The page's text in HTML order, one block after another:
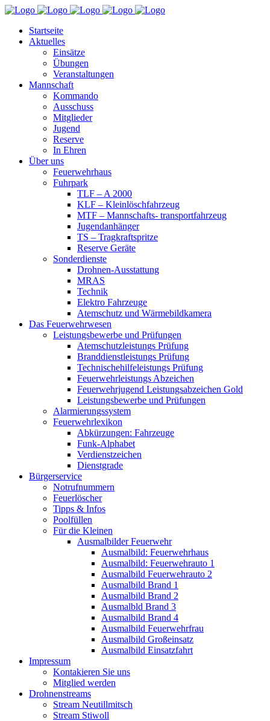
Startseite
Aktuelles
Einsätze
Übungen
Veranstaltungen
Mannschaft
Kommando
Ausschuss
Mitglieder
Jugend
Reserve
In Ehren
Über uns
Feuerwehrhaus
Fuhrpark
TLF – A 2000
KLF – Kleinlöschfahrzeug
MTF – Mannschafts- transportfahrzeug
Jugendanhänger
TS – Tragkraftspritze
Reserve Geräte
Sonderdienste
Drohnen-Ausstattung
MRAS
Technik
Elektro Fahrzeuge
Atemschutz und Wärmebildkamera
Das Feuerwehrwesen
Leistungsbewerbe und Prüfungen
Atemschutzleistungs Prüfung
Branddienstleistungs Prüfung
Technischehilfeleistungs Prüfung
Feuerwehrleistungs Abzeichen
Feuerwehrjugend Leistungsabzeichen Gold
Leistungsbewerbe und Prüfungen
Alarmierungssystem
Feuerwehrlexikon
Abkürzungen: Fahrzeuge
Funk-Alphabet
Verdienstzeichen
Dienstgrade
Bürgerservice
Notrufnummern
Feuerlöscher
Tipps & Infos
Poolfüllen
Für die Kleinen
Ausmalbilder Feuerwehr
Ausmalbild: Feuerwehrhaus
Ausmalbild: Feuerwehrauto 1
Ausmalbild Feuerwehrauto 2
Ausmalbild Brand 1
Ausmalbild Brand 2
Ausmalbld Brand 3
Ausmalbild Brand 4
Ausmalbild Feuerwehrfrau
Ausmalbild Großeinsatz
Ausmalbild Einsatzfahrt
Impressum
Kontakieren Sie uns
Mitglied werden
Drohnenstreams
Stream Neutillmitsch
Stream Stiwoll